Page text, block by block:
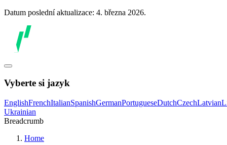
Datum poslední aktualizace: 4. března 2026.
Vyberte si jazyk
EnglishFrenchItalianSpanishGermanPortugueseDutchCzechLatvian
Ukrainian
Breadcrumb
Home